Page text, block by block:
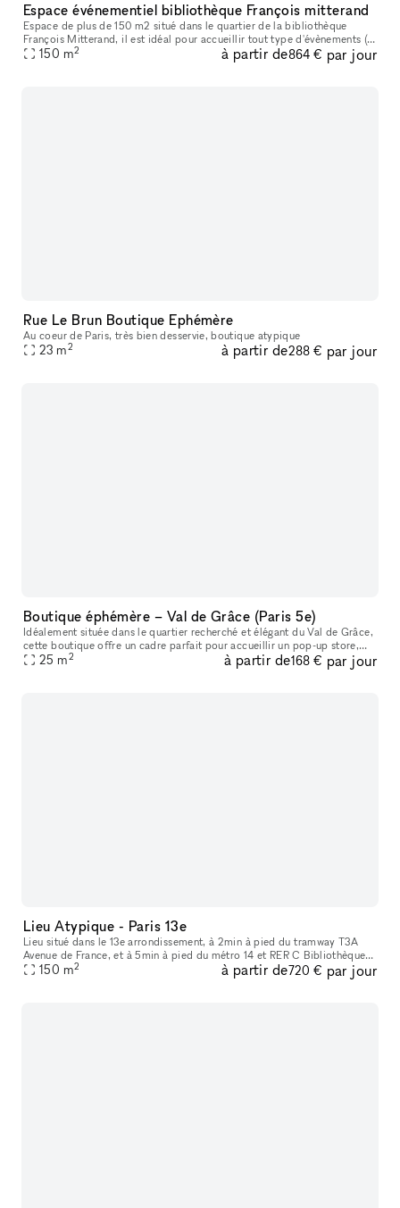
Espace événementiel bibliothèque François mitterand
Espace de plus de 150 m2 situé dans le quartier de la bibliothèque
François Mitterand, il est idéal pour accueillir tout type d'évènements (
ateliers, conférences, concert, réunion, spectacle ...).
150 m2 à partir de864 € par jour
Rue Le Brun Boutique Ephémère
Au coeur de Paris, très bien desservie, boutique atypique
23 m2 à partir de288 € par jour
Boutique éphémère – Val de Grâce (Paris 5e)
Idéalement située dans le quartier recherché et élégant du Val de Grâce,
cette boutique offre un cadre parfait pour accueillir un pop-up store,
showroom, lancement de collection, exposition éphémère
25 m2 à partir de168 € par jour
Lieu Atypique - Paris 13e
Lieu situé dans le 13e arrondissement, à 2min à pied du tramway T3A
Avenue de France, et à 5min à pied du métro 14 et RER C Bibliothèque
François Mitterrand. Ce nouveau lieu du Quartier de la gare re
150 m2 à partir de720 € par jour